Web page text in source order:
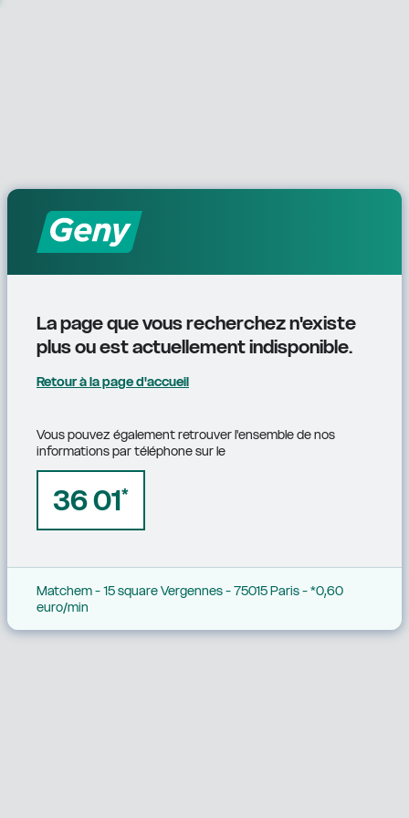
La page que vous recherchez n'existe
plus ou est actuellement indisponible.
Retour à la page d'accueil
Vous pouvez également retrouver l'ensemble de nos
informations par téléphone sur le
36 01*
Matchem - 15 square Vergennes - 75015 Paris - *0,60
euro/min